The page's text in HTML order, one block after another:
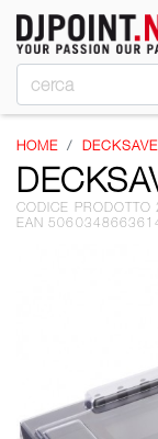
HOME
CODICE
EAN